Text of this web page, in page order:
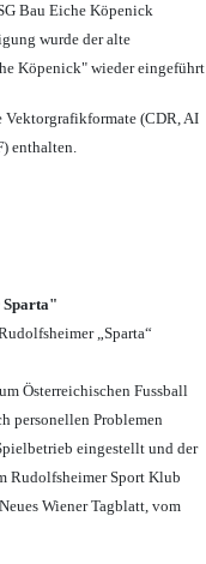
Bau Eiche Köpenick
wurde der alte
Köpenick" wieder eingeführt
Vektorgrafikformate (CDR, AI
enthalten.
Sparta"
„Sparta“
Österreichischen Fussball
personellen Problemen
eingestellt und der
Rudolfsheimer Sport Klub
Wiener Tagblatt, vom